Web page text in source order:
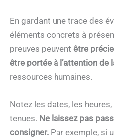
En gardant une trace des
éléments concrets à
preuves peuvent être
être portée à l’attention de
ressources humaines.
Notez les dates, les
tenues. Ne laissez pas
consigner. Par exemple, si